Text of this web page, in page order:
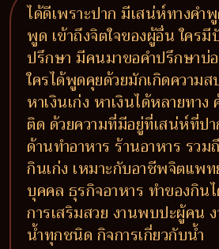
ได้ดีเพราะปาก มีเสน่ห์ทางคำ
พูด เข้าถึงจิตใจของผู้อื่น ใคร
ปรึกษา มีคนมาขอคำปรึกษาบ่
ใครได้พูดคุยด้วยมักเกิดความ
หาเงินเก่ง หาเงินได้หลายทา
ติด ด้วยความที่มีอยู่ที่เสน่ห์ที่ป
ด้านทำอาหาร ร้านอาหาร รว
กินเก่ง เหมาะกับอาชีพจิตแพ
บุคคล ธุรกิจอาหาร ทำของกิน
การเสริมสวย งานพบปะผู้คน
น้ำทุกชนิด กิจการเกี่ยวกับน้ำ